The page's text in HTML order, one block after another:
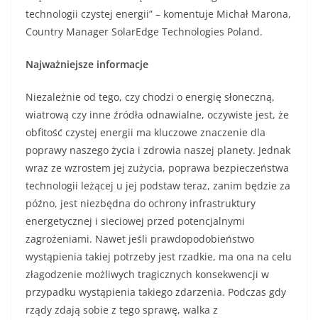
technologii czystej energii” – komentuje Michał Marona,
Country Manager SolarEdge Technologies Poland.
Najważniejsze informacje
Niezależnie od tego, czy chodzi o energię słoneczną,
wiatrową czy inne źródła odnawialne, oczywiste jest, że
obfitość czystej energii ma kluczowe znaczenie dla
poprawy naszego życia i zdrowia naszej planety. Jednak
wraz ze wzrostem jej zużycia, poprawa bezpieczeństwa
technologii leżącej u jej podstaw teraz, zanim będzie za
późno, jest niezbędna do ochrony infrastruktury
energetycznej i sieciowej przed potencjalnymi
zagrożeniami. Nawet jeśli prawdopodobieństwo
wystąpienia takiej potrzeby jest rzadkie, ma ona na celu
złagodzenie możliwych tragicznych konsekwencji w
przypadku wystąpienia takiego zdarzenia. Podczas gdy
rządy zdają sobie z tego sprawę, walka z